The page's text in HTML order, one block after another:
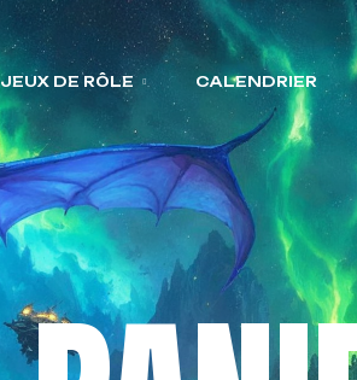
JEUX DE RÔLE CALENDRIER